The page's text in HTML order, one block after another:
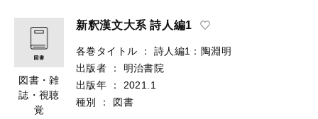
図書・雑
誌・視聴
覚
新釈漢文大系 詩人編1
各巻タイトル ：
詩人編1：陶淵明
出版者
：
明治書院
出版年
：
2021.1
種別
： 図書